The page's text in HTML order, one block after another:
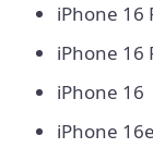
iPhone 16
iPhone 16
iPhone 16
iPhone 16e